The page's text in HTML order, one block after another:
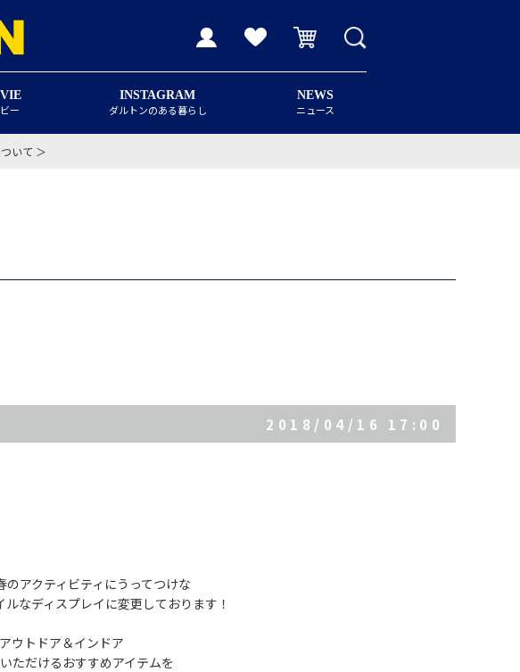
ー
INSTAGRAM
ダルトンのある暮らし
NEWS
ニュース
いて ＞
2018/04/16 17:00
のアクティビティにうってつけな
なディスプレイに変更しております！
ウトドア＆インドア
ただけるおすすめアイテムを